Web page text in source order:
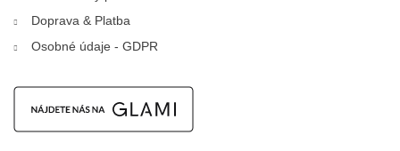
Doprava & Platba
Osobné údaje - GDPR